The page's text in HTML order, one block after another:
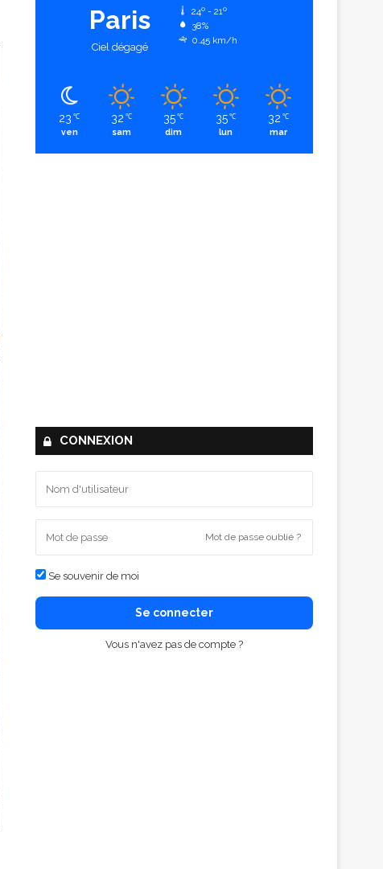
Paris
Ciel dégagé
24º - 21º
38%
0.45 km/h
23 ℃
ven
32 ℃
sam
35 ℃
dim
35 ℃
lun
32 ℃
mar
CONNEXION
Mot de passe oublié ?
Se souvenir de moi
Se connecter
Vous n'avez pas de compte ?